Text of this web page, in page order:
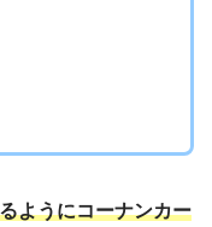
ようにコーナンカー